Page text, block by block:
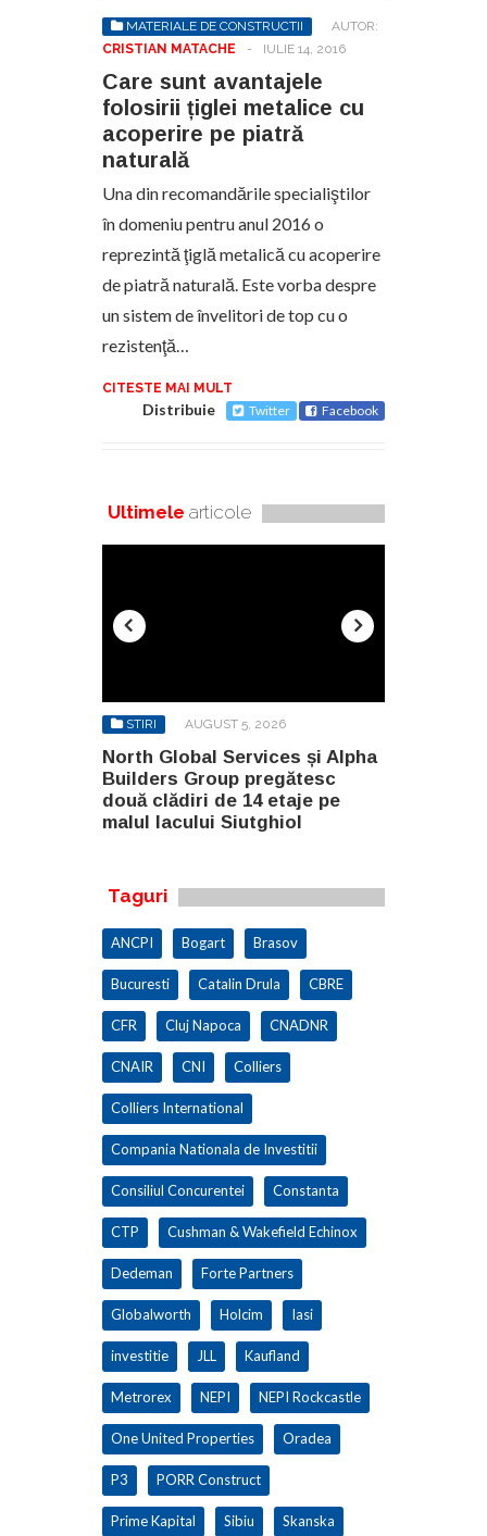
MATERIALE DE CONSTRUCTII
AUTOR:
CRISTIAN MATACHE
- IULIE 14, 2016
Care sunt avantajele
folosirii țiglei metalice cu
acoperire pe piatră
naturală
Una din recomandările specialiştilor
în domeniu pentru anul 2016 o
reprezintă ţiglă metalică cu acoperire
de piatră naturală. Este vorba despre
un sistem de învelitori de top cu o
rezistenţă…
CITESTE MAI MULT
Distribuie Twitter Facebook
Ultimele articole
STIRI AUGUST 5, 2026
North Global Services și Alpha
Builders Group pregătesc
două clădiri de 14 etaje pe
malul lacului Siutghiol
Taguri
ANCPI Bogart Brasov
Bucuresti Catalin Drula CBRE
CFR Cluj Napoca CNADNR
CNAIR CNI Colliers
Colliers International
Compania Nationala de Investitii
Consiliul Concurentei Constanta
CTP Cushman & Wakefield Echinox
Dedeman Forte Partners
Globalworth Holcim Iasi
investitie JLL Kaufland
Metrorex NEPI NEPI Rockcastle
One United Properties Oradea
P3 PORR Construct
Prime Kapital Sibiu Skanska